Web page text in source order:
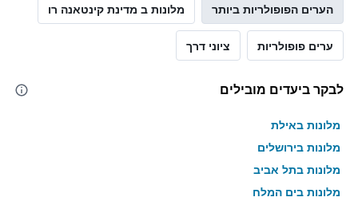
הערים הפופולריות ביותר מלונות ב מדינת קינטאנה רו
ערים פופולריות ציוני דרך
לבקר ביעדים מובילים
מלונות באילת
מלונות בירושלים
מלונות בתל אביב
מלונות בים המלח